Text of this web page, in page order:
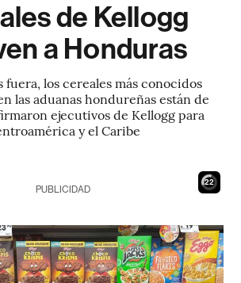
de Kellogg
a Honduras
fuera, los cereales más conocidos
las aduanas hondureñas están de
ejecutivos de Kellogg para
y el Caribe
21
PUBLICIDAD